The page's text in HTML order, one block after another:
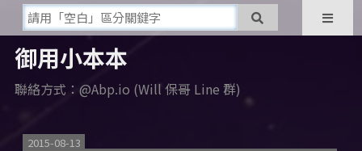
御用小本本
聯絡方式：@Abp.io (Will 保哥 Line 群)
2015-08-13